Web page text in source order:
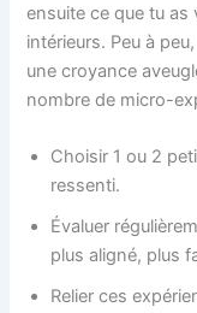
ensuite ce que tu as
intérieurs. Peu à
une croyance
nombre de micro-
Choisir 1 ou 2
ressenti.
Évaluer
plus aligné, plus
Relier ces